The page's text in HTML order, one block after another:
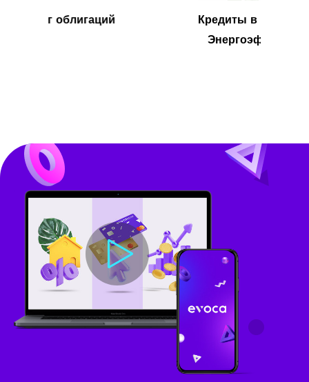
Кредиты в рамках программы НАФ
Энергоэффективность для МСП